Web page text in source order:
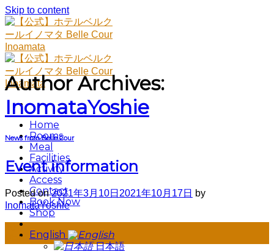
Skip to content
Home
Rooms
Meal
Facilities
Activity
Access
Contact
Book Now
Shop
English
日本語
Author Archives:
InomataYoshie
News from Belle Cour
Event information
Posted on2021年3月10日 2021年10月17日 by
InomataYoshie
Mar